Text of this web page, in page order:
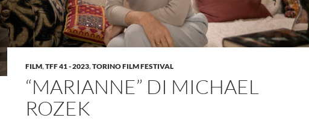
FILM,TFF 41 - 2023,TORINO FILM FESTIVAL
“MARIANNE” DI MICHAEL
ROZEK